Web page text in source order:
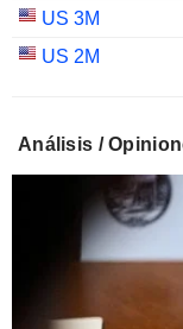
US 3M
US 2M
US 30Y
INDEXED
US 10Y
INDEXED
US 5Y
Análisis /